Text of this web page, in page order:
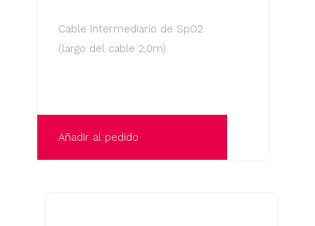
Cable Intermediario de SpO2
(largo del cable 2,0m).
Añadir al pedido